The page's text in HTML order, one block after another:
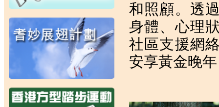
和照顧。透
身體、心理
社區支援網
安享黃金晚